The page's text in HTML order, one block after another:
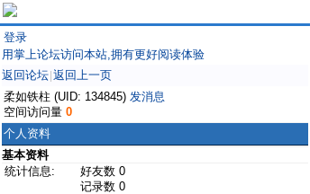
登录
用掌上论坛访问本站,拥有更好阅读体验
返回论坛 返回上一页
柔如铁柱 (UID: 134845) 发消息
空间访问量 0
个人资料
基本资料
统计信息:
好友数 0
记录数 0